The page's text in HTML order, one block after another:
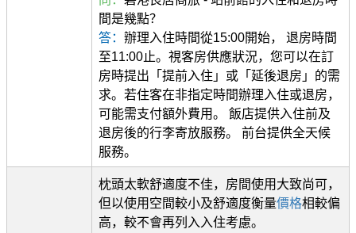
間是幾點？
答： 辦理入住時間從15:00開始， 退房時間
至11:00止。視客房供應狀況，您可以在訂
房時提出「提前入住」或「延後退房」的需
求。若住客在非指定時間辦理入住或退房，
可能需支付額外費用。 飯店提供入住前及
退房後的行李寄放服務。 前台提供全天候
服務。
枕頭太軟舒適度不佳，房間使用大致尚可，
但以使用空間較小及舒適度衡量價格相較偏
高，較不會再列入入住考慮。